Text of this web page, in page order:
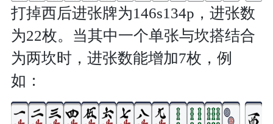
打掉西后进张牌为146s134p，进张数
为22枚。当其中一个单张与坎搭结合
为两坎时，进张数能增加7枚，例
如：